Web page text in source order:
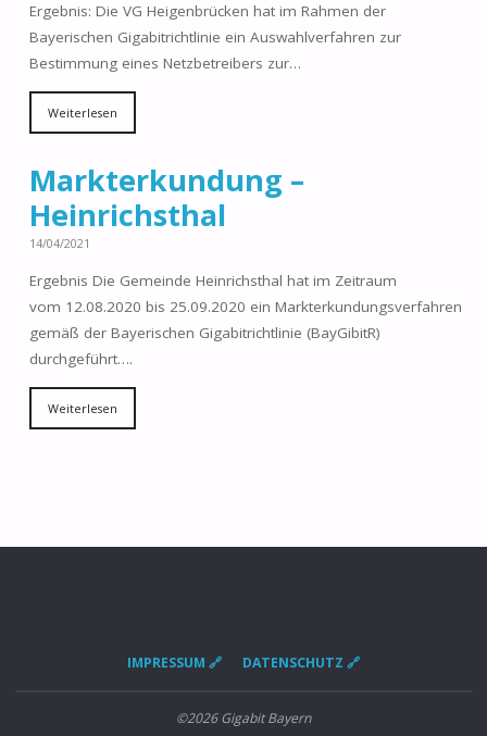
Ergebnis: Die VG Heigenbrücken hat im Rahmen der
Bayerischen Gigabitrichtlinie ein Auswahlverfahren zur
Bestimmung eines Netzbetreibers zur…
Weiterlesen
Markterkundung –
Heinrichsthal
14/04/2021
Ergebnis Die Gemeinde Heinrichsthal hat im Zeitraum
vom 12.08.2020 bis 25.09.2020 ein Markterkundungsverfahren
gemäß der Bayerischen Gigabitrichtlinie (BayGibitR)
durchgeführt….
Weiterlesen
IMPRESSUM 🔗 DATENSCHUTZ 🔗
©2026 Gigabit Bayern